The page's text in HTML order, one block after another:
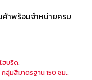
ค้าพร้อมจำหน่ายครบ
ฮบริด,
ลุ่มสีมาตรฐาน 150 ซม.,